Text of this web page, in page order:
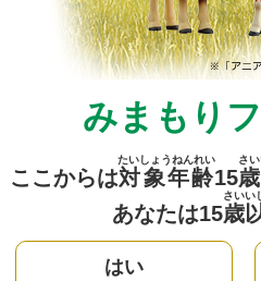
みまもり
ここからは対象年齢
たいしょうねんれい
15歳
さい
あなたは15歳
さいい
はい